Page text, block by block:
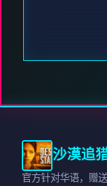
沙漠追
官方针对华语，赠